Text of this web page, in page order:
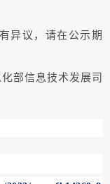
异议，请在公示期
部信息技术发展司